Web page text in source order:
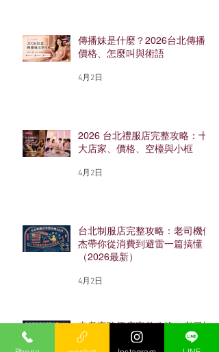
傳播妹是什麼？2026台北傳播
價格、怎麼叫與術語
4月2日
2026 台北禮服店完整攻略：十
大店家、價格、空檯與小框
4月2日
台北制服店完整攻略：老司機保
杰帶你從消費到避雷一篇搞懂
（2026最新）
4月2日
忠孝東路酒店完整攻略：老司機
保杰帶你搞懂東區酒店怎麼玩